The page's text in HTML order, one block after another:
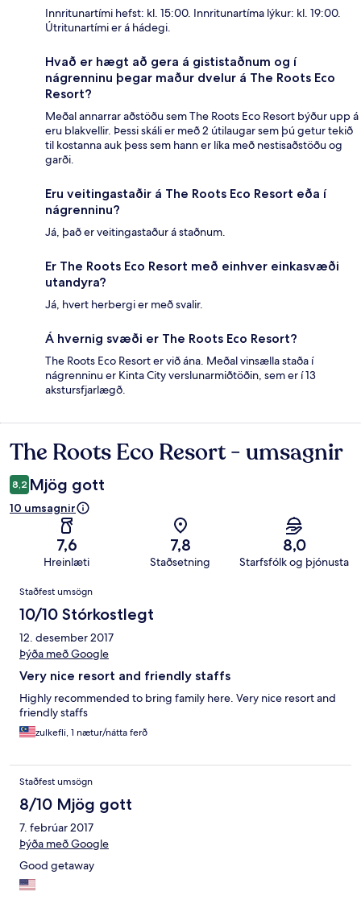
Innritunartími hefst: kl. 15:00. Innritunartíma lýkur: kl. 19:00.
Útritunartími er á hádegi.
Hvað er hægt að gera á gististaðnum og í
nágrenninu þegar maður dvelur á The Roots Eco
Resort?
Meðal annarrar aðstöðu sem The Roots Eco Resort býður upp á
eru blakvellir. Þessi skáli er með 2 útilaugar sem þú getur tekið
til kostanna auk þess sem hann er líka með nestisaðstöðu og
garði.
Eru veitingastaðir á The Roots Eco Resort eða í
nágrenninu?
Já, það er veitingastaður á staðnum.
Er The Roots Eco Resort með einhver einkasvæði
utandyra?
Já, hvert herbergi er með svalir.
Á hvernig svæði er The Roots Eco Resort?
The Roots Eco Resort er við ána. Meðal vinsælla staða í
nágrenninu er Kinta City verslunarmiðtöðin, sem er í 13
akstursfjarlægð.
Umsagnir
The Roots Eco Resort - umsagnir
8,2 Mjög gott
10 umsagnir
7,6
Hreinlæti
7,8
Staðsetning
8,0
Starfsfólk og þjónusta
Umsagnir
Staðfest umsögn
10/10 Stórkostlegt
12. desember 2017
Þýða með Google
Very nice resort and friendly staffs
Highly recommended to bring family here. Very nice resort and
friendly staffs
zulkefli, 1 nætur/nátta ferð
Staðfest umsögn
8/10 Mjög gott
7. febrúar 2017
Þýða með Google
Good getaway